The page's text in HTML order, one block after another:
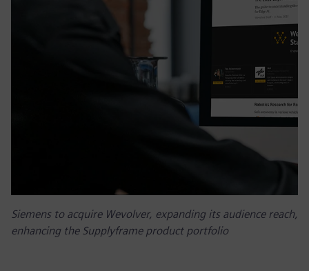
Siemens to acquire Wevolver, expanding its audience reach,
enhancing the Supplyframe product portfolio